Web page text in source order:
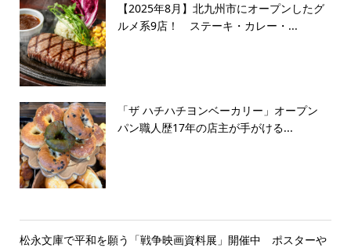
【2025年8月】北九州市にオープンしたグ
ルメ系9店！ ステーキ・カレー・...
「ザ ハチハチヨンベーカリー」オープン
パン職人歴17年の店主が手がける...
松永文庫で平和を願う「戦争映画資料展」開催中 ポスターや